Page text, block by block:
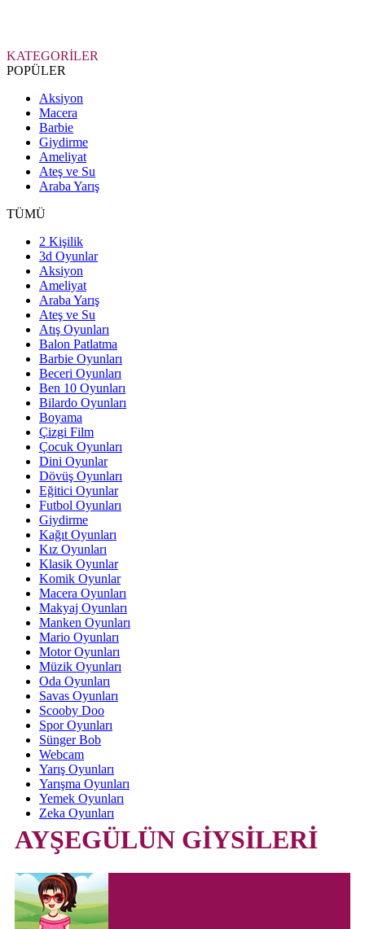
KATEGORİLER
POPÜLER
Aksiyon
Macera
Barbie
Giydirme
Ameliyat
Ateş ve Su
Araba Yarış
TÜMÜ
2 Kişilik
3d Oyunlar
Aksiyon
Ameliyat
Araba Yarış
Ateş ve Su
Atış Oyunları
Balon Patlatma
Barbie Oyunları
Beceri Oyunları
Ben 10 Oyunları
Bilardo Oyunları
Boyama
Çizgi Film
Çocuk Oyunları
Dini Oyunlar
Dövüş Oyunları
Eğitici Oyunlar
Futbol Oyunları
Giydirme
Kağıt Oyunları
Kız Oyunları
Klasik Oyunlar
Komik Oyunlar
Macera Oyunları
Makyaj Oyunları
Manken Oyunları
Mario Oyunları
Motor Oyunları
Müzik Oyunları
Oda Oyunları
Savas Oyunları
Scooby Doo
Spor Oyunları
Sünger Bob
Webcam
Yarış Oyunları
Yarışma Oyunları
Yemek Oyunları
Zeka Oyunları
AYŞEGÜLÜN GİYSİLERİ